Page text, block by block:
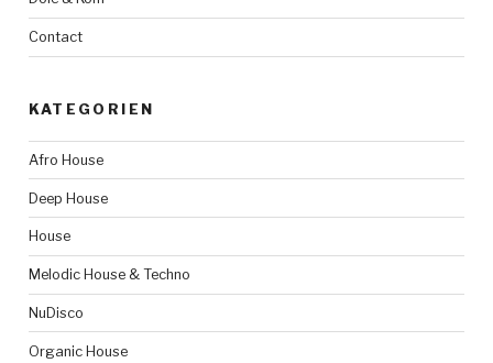
Contact
KATEGORIEN
Afro House
Deep House
House
Melodic House & Techno
NuDisco
Organic House